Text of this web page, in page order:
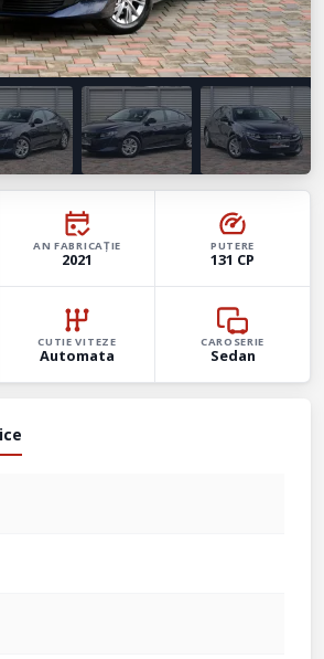
AN FABRICAȚIE
2021
PUTERE
131 CP
CUTIE VITEZE
Automata
CAROSERIE
Sedan